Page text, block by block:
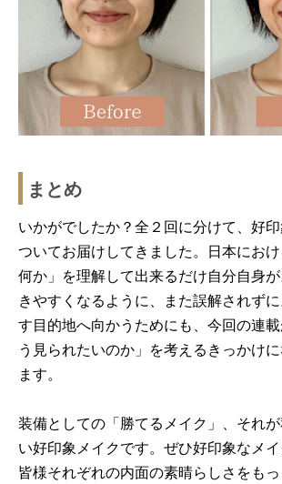
まとめ
いかがでしたか？全２回に分けて、好
ついてお届けしてきました。日本にお
何か」を理解して出来るだけ自分自身
きやすくなるように、また誤解されず
す目的地へ向かうためにも、今回の連
う見られたいのか」を考えるきっかけ
ます。
装備としての「勝てるメイク」、それ
い好印象メイクです。ぜひ好印象なメイ
皆様それぞれの内面の素晴らしさをも